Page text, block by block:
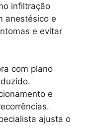
infiltração
anestésico e
e evitar
com plano
e
ajusta o